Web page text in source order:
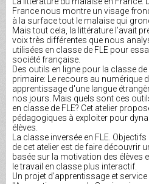
France nous montre un visage
à la surface tout le malaise qui
Mais tout cela, la littérature l’avait
voix très différentes que nous
utilisées en classe de FLE pour
société française.
Des outils en ligne pour la classe
primaire: Le recours au numérique
apprentissage d'une langue
nos jours. Mais quels sont ces
en classe de FLE? Cet atelier
pédagogiques à exploiter pour
élèves.
La classe inversée en FLE.
de cet atelier est de faire découvrir
basée sur la motivation des élèves
le travail en classe plus interactif.
Un projet d’apprentissage et